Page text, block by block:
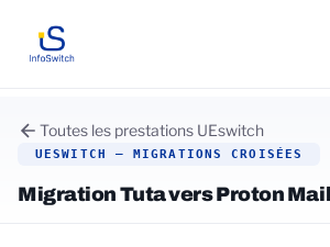
Toutes les prestations UEswitch
UESWITCH — MIGRATIONS CROISÉES
Migration Tuta vers Proton Mail